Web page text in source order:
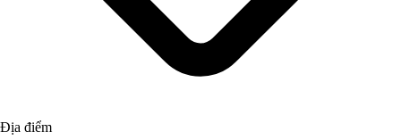
Địa điểm